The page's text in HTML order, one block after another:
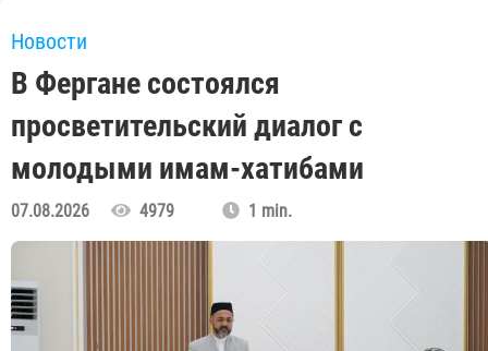
Новости
В Фергане состоялся
просветительский диалог с
молодыми имам-хатибами
07.08.2026 4979 1 min.